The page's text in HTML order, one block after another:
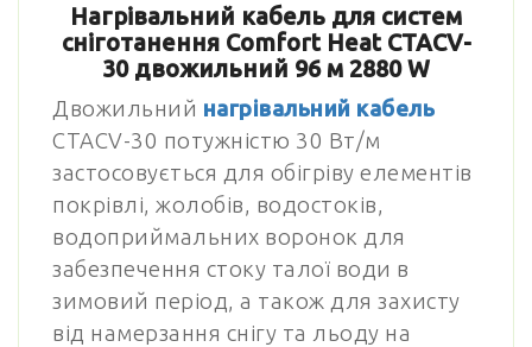
Нагрівальний кабель для систем
сніготанення Comfort Heat CTAСV-
30 двожильний 96 м 2880 W
Двожильний нагрівальний кабель
CTACV-30 потужністю 30 Вт/м
застосовується для обігріву елементів
покрівлі, жолобів, водостоків,
водоприймальних воронок для
забезпечення стоку талої води в
зимовий період, а також для захисту
від намерзання снігу та льоду на